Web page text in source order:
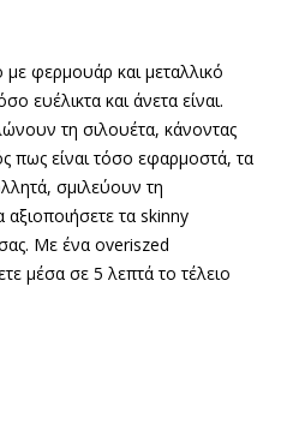
με φερμουάρ και μεταλλικό
ευέλικτα και άνετα είναι.
τη σιλουέτα, κάνοντας
πως είναι τόσο εφαρμοστά, τα
σμιλεύουν τη
τα skinny
. Με ένα overiszed
μέσα σε 5 λεπτά το τέλειο